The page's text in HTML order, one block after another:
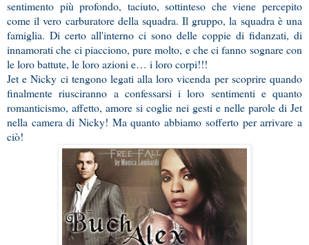
sentimento più profondo, taciuto, sottinteso che viene percepito
come il vero carburatore della squadra. Il gruppo, la squadra è una
famiglia. Di certo all'interno ci sono delle coppie di fidanzati, di
innamorati che ci piacciono, pure molto, e che ci fanno sognare con
le loro battute, le loro azioni e… i loro corpi!!!
Jet e Nicky ci tengono legati alla loro vicenda per scoprire quando
finalmente riusciranno a confessarsi i loro sentimenti e quanto
romanticismo, affetto, amore si coglie nei gesti e nelle parole di Jet
nella camera di Nicky! Ma quanto abbiamo sofferto per arrivare a
ciò!